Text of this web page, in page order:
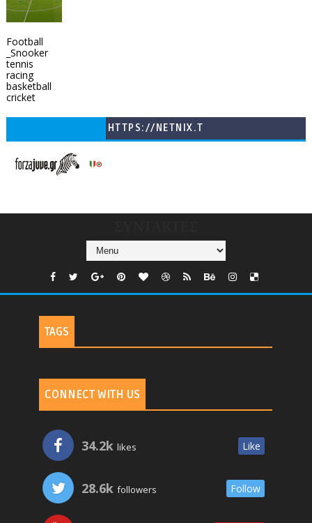
Football
_Snooker
tennis
racing
basketball
cricket
HTTPS://NETNIX.T
TAGS
CONNECT WITH US
34.2k likes Like
28.6k followers Follow